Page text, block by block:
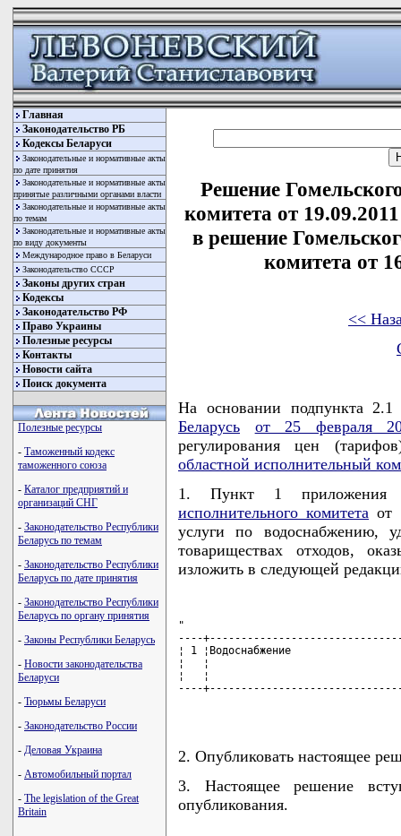
Главная
Законодательство РБ
Кодексы Беларуси
Законодательные и нормативные акты
по дате принятия
Законодательные и нормативные акты
принятые различными органами власти
Законодательные и нормативные акты
по темам
Законодательные и нормативные акты
по виду документы
Международное право в Беларуси
Законодательство СССР
Законы других стран
Кодексы
Законодательство РФ
Право Украины
Полезные ресурсы
Контакты
Новости сайта
Поиск документа
Полезные ресурсы
- Таможенный кодекс
таможенного союза
- Каталог предприятий и
организаций СНГ
- Законодательство Республики
Беларусь по темам
- Законодательство Республики
Беларусь по дате принятия
- Законодательство Республики
Беларусь по органу принятия
- Законы Республики Беларусь
- Новости законодательства
Беларуси
- Тюрьмы Беларуси
- Законодательство России
- Деловая Украина
- Автомобильный портал
- The legislation of the Great
Britain
Решение
комитета от
в решение
комитета от
<<
На основании подпункта
Беларусь
от 25 февраля
регулирования цен
областной исполнительный
1. Пункт 1
исполнительного комитета от
услуги по водоснабжению,
товариществах отходов,
изложить в следующей
"
----
¦ 1 ¦Водоснабжение
¦   ¦
¦   ¦
----
2. Опубликовать настоящее
3. Настоящее решение
опубликования.